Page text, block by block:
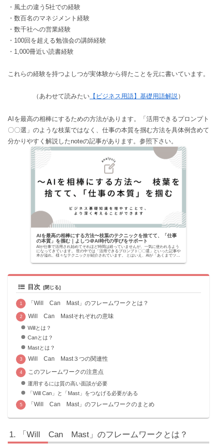
・風土の違う5社での経験
・数百名のマネジメント経験
・数千社への営業経験
・100回を超える勉強会の講師経験
・1,000冊近い読書経験
これらの経験を持つよしつが実体験から得たことを元に書いています。
（あわせて読みたい 【ビジネス用語】基礎用語解説）
AIを最高の相棒にするための方法があります。「活用できるプロンプト
〇〇選」のような枝葉ではなく、仕事の本質を掴む方法を具体例含めて
分かりやすく解説したnoteの記事があります。参照下さい。
AIを最高の相棒にする方法〜枝葉のテクニックを捨てて、「仕事
の本質」を掴む｜よしつ＠AI時代の学びをサポート
AIが仕事で活用され始めてそれほど時間は経っていませんが、一気に使われるよう
になってきています。 世の中では「活用できるプロンプト〇〇選」といった記事や
本が溢れ、様々なテクニックが紹介されています。 とはいえ、AIが「あくまでツー
目次
「Will Can Mast」のフレームワークとは？
Will Can Mastそれぞれの意味
Willとは？
Canとは？
Mastとは？
Will Can Mast３つの関連性
このフレームワークの注意点
運用するには質の高い面談が必要
「Will Can」と「Mast」をつなげる必要がある
「Will Can Mast」のフレームワークのまとめ
「Will Can Mast」のフレームワークとは？